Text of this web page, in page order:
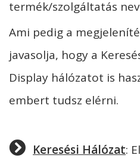
termék/szolgáltatás
Ami pedig a
javasolja, hogy a
Display hálózatot is
embert tudsz elérni.
Keresési Hálózat: